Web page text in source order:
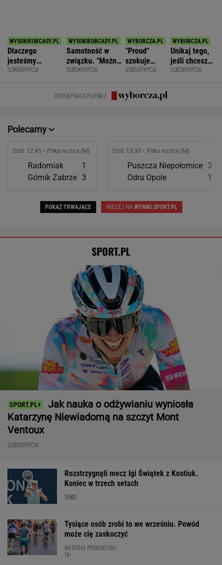
Jak nauka o odżywianiu wyniosła
Ventoux
Koniec w trzech setach
Tysiące osób zrobi to we wrześniu. Powód
może cię zaskoczyć
MATERIAŁ PROMOCYJNY,
18+
Mistrzowie z Japonii zaskakują ponownie.
Legendarny Lexus RX to materiał na hit.
MATERIAŁ PROMOCYJNY
Mistrzyni olimpijska kończy karierę. To żona
znanego piłkarza